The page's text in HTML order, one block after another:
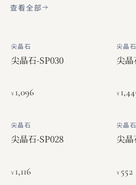
查看全部
尖晶石
尖晶石-SP030
¥1,096
尖晶石
尖晶
¥
尖晶石
尖晶石-SP028
¥1,116
尖晶石
尖晶
¥552